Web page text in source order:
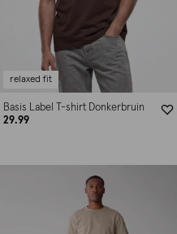
relaxed fit
Basis Label T-shirt Donkerbruin
29.99